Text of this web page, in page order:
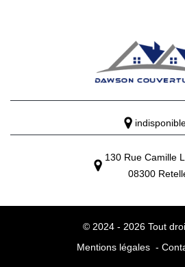
130 Rue Camille
08300
© 2024 - 2026 Tout
Mentions légales -